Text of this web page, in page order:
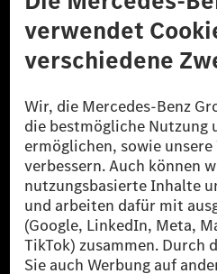
Datenschutz Lizenzhinweise
© 2026 Mercedes-Benz Group AG. Alle
[1] Bilanziell CO₂-neutral bedeutet,
reduzierte CO₂-Emissionen bei der
zertifizierte Ausgleichsprojekte
[2] Renewable Charging ist ein
Public in Europa, den USA, Kanada
Ladestation noch kein Strom aus
verwendet Renewable Charging
sicher, dass für Ladevorgänge über
Strommenge aus erneuerbaren